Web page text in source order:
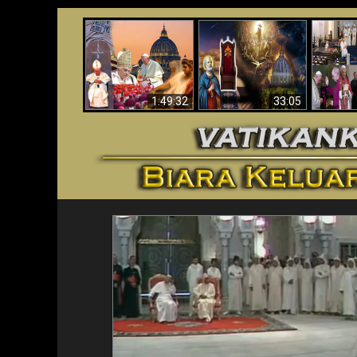
1:49:32
Wahyu di Vatikan
Sekarang
33:05
Apakah Alkitab
Memprediksikan 70
Tahun Tanpa
Seorang Paus?